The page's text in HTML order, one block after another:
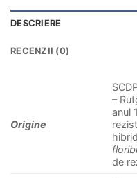
DESCRIERE
RECENZII (0)
Origine
–
anul
de